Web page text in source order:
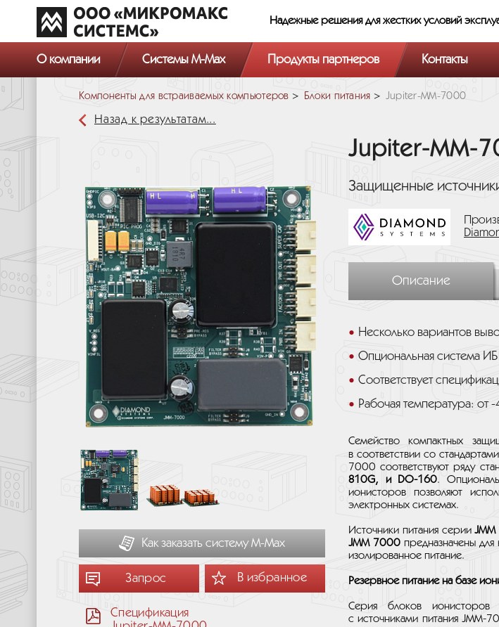
Надежные решения для жестких условий
О компании Системы M-Max Продукты партнеров Контакты
Компоненты для встраиваемых компьютеров Блоки питания Jupiter-MM-7000
Назад к результатам...
Как заказать систему М-Мах
Запрос В избранное
Спецификация
Jupiter-MM-
Защищенные
Описание
Несколько вариантов
Опциональная система
Соответствует
Рабочая температура: от
Семейство компактных
в соответствии со
7000 соответствуют ряду
810G, и DO-160.
ионисторов позволяют
электронных системах.
Источники питания серии
JMM 7000 предназначены
изолированное питание.
Резервное питание на базе
Серия блоков
с источниками питания JMM-